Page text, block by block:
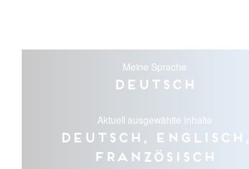
Meine Sprache
Deutsch
Aktuell ausgewählte Inhalte
Deutsch, Englisch,
Französisch